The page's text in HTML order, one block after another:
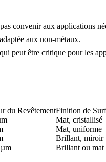
convenir aux applications
aux non-métaux.
peut être critique pour les
du RevêtementFinition de
Mat, cristallisé
Mat, uniforme
Brillant, miroir
Brillant ou mat